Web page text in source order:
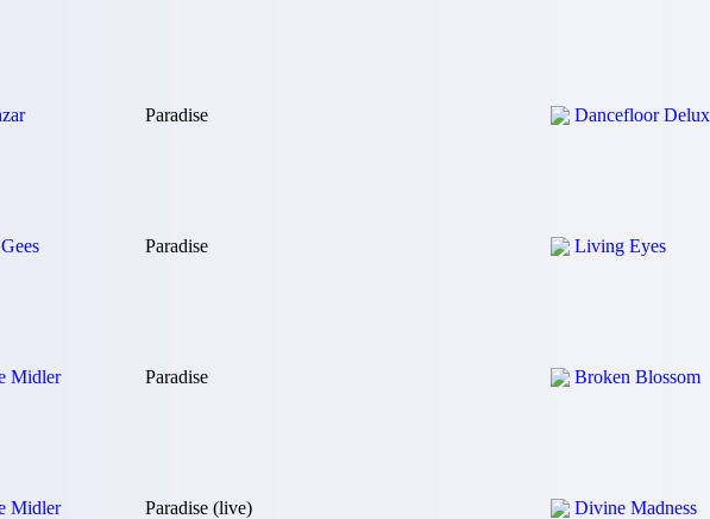
Paradise Dancefloor
Paradise Living Eyes
Midler Paradise Broken Blossom
Midler Paradise (live) Divine Madness